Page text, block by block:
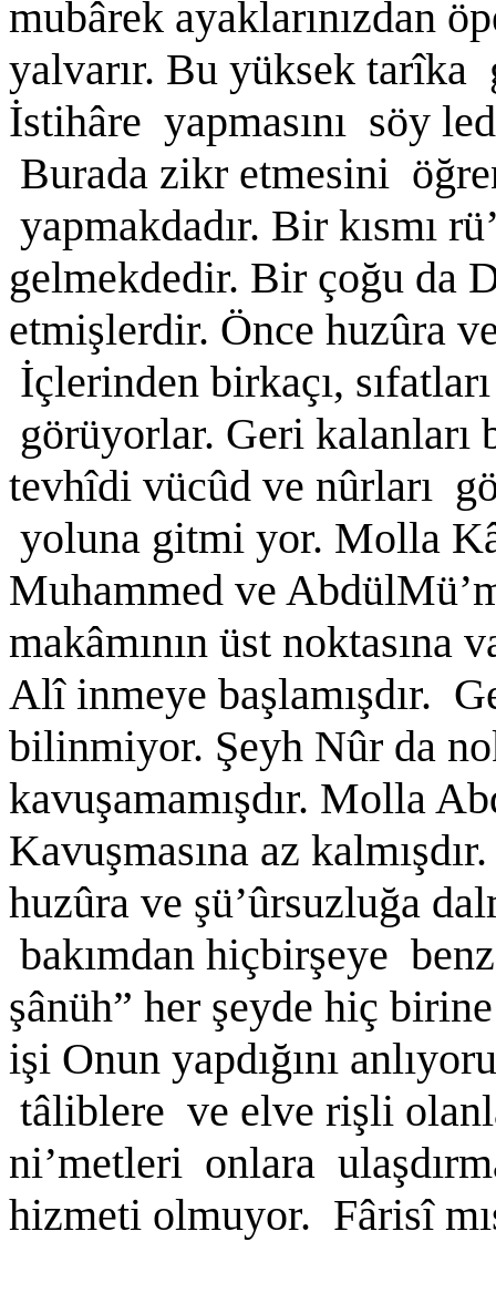
mubârek ayaklarınızdan
yalvarır. Bu yüksek
İstihâre yapmasını söy
Burada zikr etmesini
yapmakdadır. Bir kısmı
gelmekdedir. Bir çoğu da
etmişlerdir. Önce huzûra
İçlerinden birkaçı,
görüyorlar. Geri
tevhîdi vücûd ve nûrları
yoluna gitmi yor. Molla
Muhammed ve
makâmının üst noktasına
Alî inmeye başlamışdır.
bilinmiyor. Şeyh Nûr da
kavuşamamışdır. Molla
Kavuşmasına az
huzûra ve şü’ûrsuzluğa
bakımdan hiçbirşeye
şânüh” her şeyde hiç
işi Onun yapdığını
tâliblere ve elve rişli
ni’metleri onlara
hizmeti olmuyor. Fârisî